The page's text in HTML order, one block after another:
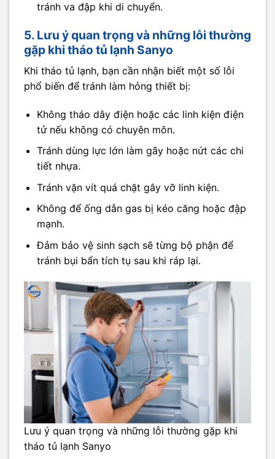
tránh va đập khi di chuyển.
5. Lưu ý quan trọng và những lỗi thường
gặp khi tháo tủ lạnh Sanyo
Khi tháo tủ lạnh, bạn cần nhận biết một số lỗi
phổ biến để tránh làm hỏng thiết bị:
Không tháo dây điện hoặc các linh kiện điện
tử nếu không có chuyên môn.
Tránh dùng lực lớn làm gãy hoặc nứt các chi
tiết nhựa.
Tránh vặn vít quá chặt gây vỡ linh kiện.
Không để ống dẫn gas bị kéo căng hoặc đập
mạnh.
Đảm bảo vệ sinh sạch sẽ từng bộ phận để
tránh bụi bẩn tích tụ sau khi ráp lại.
Lưu ý quan trọng và những lỗi thường gặp khi
tháo tủ lạnh Sanyo